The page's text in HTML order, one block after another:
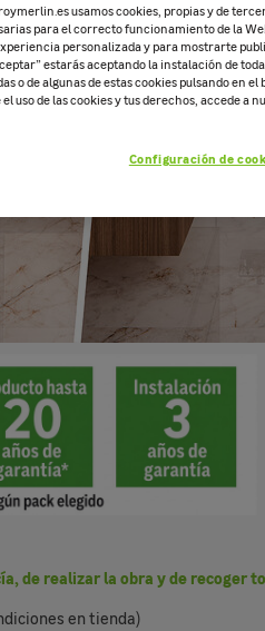
de realizar la obra y de recoger
en tienda)
usamos cookies, propias y de
para el correcto funcionamiento de la
personalizada y para mostrarte
estarás aceptando la instalación de
o de algunas de estas cookies pulsando en
el uso de las cookies y tus derechos, accede a
Configuración de